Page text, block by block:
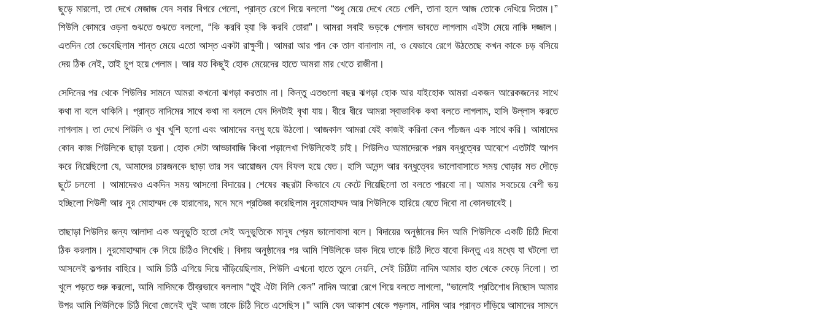
ছুড়ে মারলো, তা দেখে মেজাজ যেন সবার বিগরে গেলো, প্রান্ত রেগে গিয়ে বললো “শুধু মেয়ে দেখে বেচে গেলি, তানা হলে আজ তোকে দেখিয়ে দিতাম।”
শিউলি কোমরে ওড়না গুঝতে গুঝতে বললো, “কি করবি হ্যা কি করবি তোরা”। আমরা সবাই ভড়কে গেলাম ভাবতে লাগলাম এইটা মেয়ে নাকি দজ্জাল।
এতদিন তো ভেবেছিলাম শান্ত মেয়ে এতো আস্ত একটা রাক্ষুসী। আমরা আর পান কে তাল বানালাম না, ও যেভাবে রেগে উঠতেছে কখন কাকে চড় বসিয়ে
দেয় ঠিক নেই, তাই চুপ হয়ে গেলাম। আর যত কিছুই হোক মেয়েদের হাতে আমরা মার খেতে রাজীনা।
সেদিনের পর থেকে শিউলির সামনে আমরা কখনো ঝগড়া করতাম না। কিন্তু এতগুলো বছর ঝগড়া হোক আর যাইহোক আমরা একজন আরেকজনের সাথে
কথা না বলে থাকিনি। প্রান্ত নাদিমের সাথে কথা না বললে যেন দিনটাই বৃথা যায়। ধীরে ধীরে আমরা স্বাভাবিক কথা বলতে লাগলাম, হাসি উল্লাস করতে
লাগলাম। তা দেখে শিউলি ও খুব খুশি হলো এবং আমাদের বন্ধু হয়ে উঠলো। আজকাল আমরা যেই কাজই করিনা কেন পাঁচজন এক সাথে করি। আমাদের
কোন কাজ শিউলিকে ছাড়া হয়না। হোক সেটা আড্ডাবাজি কিংবা পড়ালেখা শিউলিকেই চাই। শিউলিও আমাদেরকে পরম বন্ধুত্বের আবেশে এতটাই আপন
করে নিয়েছিলো যে, আমাদের চারজনকে ছাড়া তার সব আয়োজন যেন বিফল হয়ে যেত। হাসি আনন্দ আর বন্ধুত্বের ভালোবাসাতে সময় ঘোড়ার মত দৌড়ে
ছুটে চললো । আমাদেরও একদিন সময় আসলো বিদায়ের। শেষের বছরটা কিভাবে যে কেটে গিয়েছিলো তা বলতে পারবো না। আমার সবচেয়ে বেশী ভয়
হচ্ছিলো শিউলী আর নুর মোহাম্মদ কে হারানোর, মনে মনে প্রতিজ্ঞা করেছিলাম নুরমোহাম্মদ আর শিউলিকে হারিয়ে যেতে দিবো না কোনভাবেই।
তাছাড়া শিউলির জন্য আলাদা এক অনুভুতি হতো সেই অনুভুতিকে মানুষ প্রেম ভালোবাসা বলে। বিদায়ের অনুষ্ঠানের দিন আমি শিউলিকে একটি চিঠি দিবো
ঠিক করলাম। নুরমোহাম্মাদ কে নিয়ে চিঠিও লিখেছি। বিদায় অনুষ্ঠানের পর আমি শিউলিকে ডাক দিয়ে তাকে চিঠি দিতে যাবো কিন্তু এর মধ্যে যা ঘটলো তা
আসলেই কল্পনার বাহিরে। আমি চিঠি এগিয়ে দিয়ে দাঁড়িয়েছিলাম, শিউলি এখনো হাতে তুলে নেয়নি, সেই চিঠিটা নাদিম আমার হাত থেকে কেড়ে নিলো। তা
খুলে পড়তে শুরু করলো, আমি নাদিমকে তীব্রভাবে বললাম “তুই ঐটা নিলি কেন” নাদিম আরো রেগে গিয়ে বলতে লাগলো, “ভালোই প্রতিশোধ নিছোস আমার
উপর আমি শিউলিকে চিঠি দিবো জেনেই তুই আজ তাকে চিঠি দিতে এসেছিস।” আমি যেন আকাশ থেকে পড়লাম, নাদিম আর প্রান্ত দাঁড়িয়ে আমাদের সামনে